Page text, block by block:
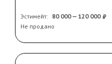
Эстимейт: 80 000 — 120 000
Не продано